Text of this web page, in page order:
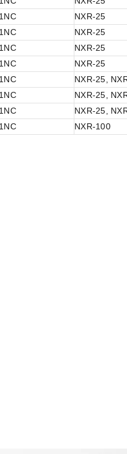
NXR-25
NXR-25
NXR-25
NXR-25
NXR-25,
NXR-25,
NXR-25,
NXR-100